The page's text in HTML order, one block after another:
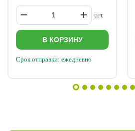
шт.
В КОРЗИНУ
Срок отправки: ежедневно